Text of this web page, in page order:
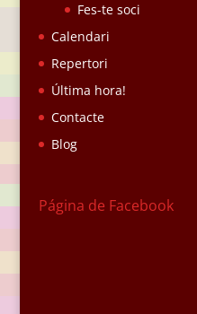
Fes-te soci
Calendari
Repertori
Última hora!
Contacte
Blog
Página de Facebook